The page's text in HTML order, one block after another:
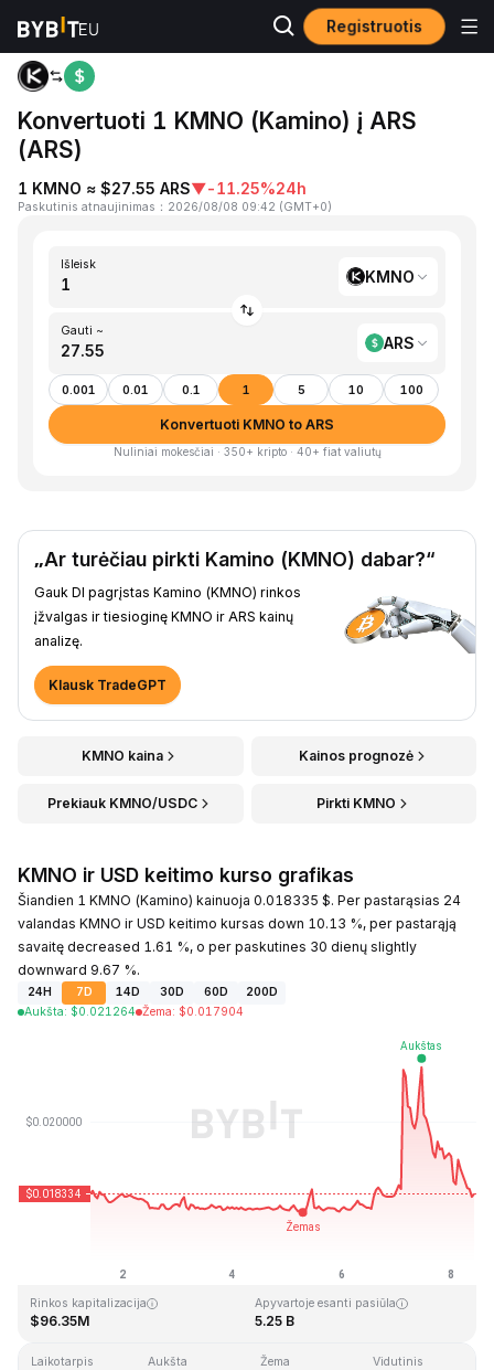
Registruotis
Pagrindinis
Konvertuoti 1 KMNO (Kamino) į ARS
(ARS)
1 KMNO ≈ $27.55 ARS▼-11.25%24h
Paskutinis atnaujinimas ： 2026/08/08 09:42 (GMT+0)
Išleisk
KMNO
Gauti ~
ARS
0.001 0.01 0.1 1 5 10 100
Konvertuoti KMNO to ARS
Nuliniai mokesčiai · 350+ kripto · 40+ fiat valiutų
„Ar turėčiau pirkti Kamino (KMNO) dabar?“
Gauk DI pagrįstas Kamino (KMNO) rinkos
įžvalgas ir tiesioginę KMNO ir ARS kainų
analizę.
Klausk TradeGPT
KMNO kaina Kainos prognozė
Prekiauk KMNO/USDC Pirkti KMNO
KMNO ir USD keitimo kurso grafikas
Šiandien 1 KMNO (Kamino) kainuoja 0.018335 $. Per pastarąsias 24
valandas KMNO ir USD keitimo kursas down 10.13 %, per pastarąją
savaitę decreased 1.61 %, o per paskutines 30 dienų slightly
downward 9.67 %.
24H 7D 14D 30D 60D
200D
Aukšta: $0.021264 Žema: $0.017904
Paskutinį kartą atnaujinta: 2026-08-08, 09:42 GMT+0
Rinkos kapitalizacija
$96.35M
Apyvartoje esanti pasiūla
5.25 B
Laikotarpis Aukšta Žema Vidutinis